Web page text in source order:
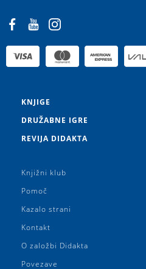
KNJIGE
DRUŽABNE IGRE
REVIJA DIDAKTA
Knjižni klub
Pomoč
Kazalo strani
Kontakt
O založbi Didakta
Povezave